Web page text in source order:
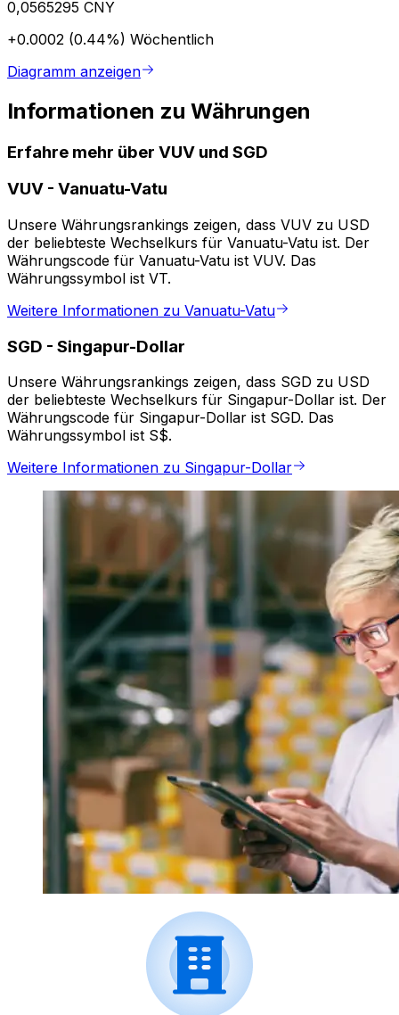
0,0565295 CNY
+0.0002 (0.44%) Wöchentlich
Diagramm anzeigen
Informationen zu Währungen
Erfahre mehr über VUV und SGD
VUV - Vanuatu-Vatu
Unsere Währungsrankings zeigen, dass VUV zu USD
der beliebteste Wechselkurs für Vanuatu-Vatu ist. Der
Währungscode für Vanuatu-Vatu ist VUV. Das
Währungssymbol ist VT.
Weitere Informationen zu Vanuatu-Vatu
SGD - Singapur-Dollar
Unsere Währungsrankings zeigen, dass SGD zu USD
der beliebteste Wechselkurs für Singapur-Dollar ist. Der
Währungscode für Singapur-Dollar ist SGD. Das
Währungssymbol ist S$.
Weitere Informationen zu Singapur-Dollar